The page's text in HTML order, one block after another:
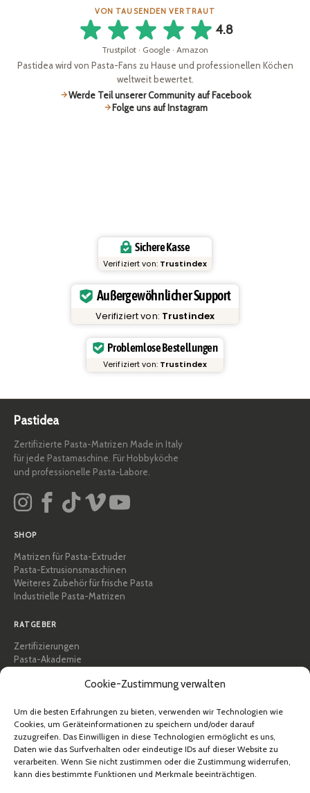
Cookie-Zustimmung verwalten
Um die besten Erfahrungen zu bieten, verwenden wir Technologien wie
Cookies, um Geräteinformationen zu speichern und/oder darauf
zuzugreifen. Das Einwilligen in diese Technologien ermöglicht es uns,
Daten wie das Surfverhalten oder eindeutige IDs auf dieser Website zu
verarbeiten. Wenn Sie nicht zustimmen oder die Zustimmung widerrufen,
kann dies bestimmte Funktionen und Merkmale beeinträchtigen.
VON TAUSENDEN VERTRAUT
4.8
Trustpilot · Google · Amazon
Pastidea wird von Pasta-Fans zu Hause und professionellen Köchen
weltweit bewertet.
Werde Teil unserer Community auf Facebook
Folge uns auf Instagram
Sichere Kasse
Verifiziert von: Trustindex
Außergewöhnlicher Support
Verifiziert von: Trustindex
Problemlose Bestellungen
Verifiziert von: Trustindex
Pastidea
Zertifizierte Pasta-Matrizen Made in Italy
für jede Pastamaschine. Für Hobbyköche
und professionelle Pasta-Labore.
SHOP
Matrizen für Pasta-Extruder
Pasta-Extrusionsmaschinen
Weiteres Zubehör für frische Pasta
Industrielle Pasta-Matrizen
RATGEBER
Zertifizierungen
Pasta-Akademie
Über Pastidea
HILFE
FAQ & Support
Kontakt